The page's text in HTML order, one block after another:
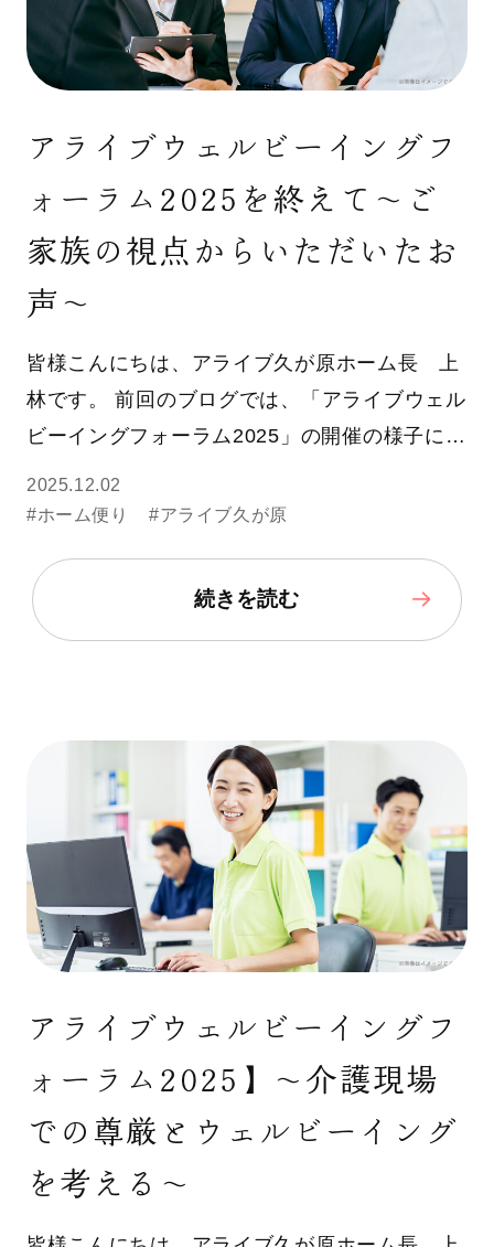
アライブウェルビーイングフ
ォーラム2025を終えて〜ご
家族の視点からいただいたお
声〜
皆様こんにちは、アライブ久が原ホーム長 上
林です。 前回のブログでは、「アライブウェル
ビーイングフォーラム2025」の開催の様子に…
2025.12.02
#ホーム便り
#アライブ久が原
続きを読む
アライブウェルビーイングフ
ォーラム2025】〜介護現場
での尊厳とウェルビーイング
を考える〜